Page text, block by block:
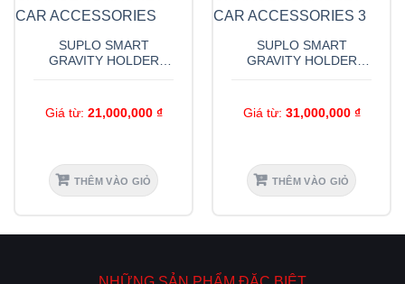
SUPLO SMART
GRAVITY HOLDER
CHARGER BRACKET
CAR ACCESSORIES
Giá từ: 21,000,000 ₫
THÊM VÀO GIỎ
phẩm
SUPLO SMART
GRAVITY HOLDER
CHARGER BRACKET
CAR ACCESSORIES 3
Giá từ: 31,000,000 ₫
THÊM VÀO GIỎ
phẩm